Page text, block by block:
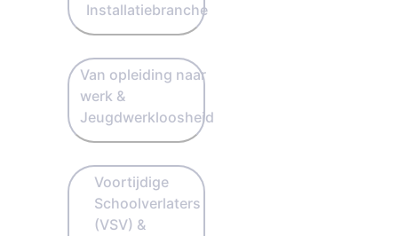
Installatiebranche
Van opleiding naar
werk &
Jeugdwerkloosheid
Voortijdige
Schoolverlaters
(VSV) &